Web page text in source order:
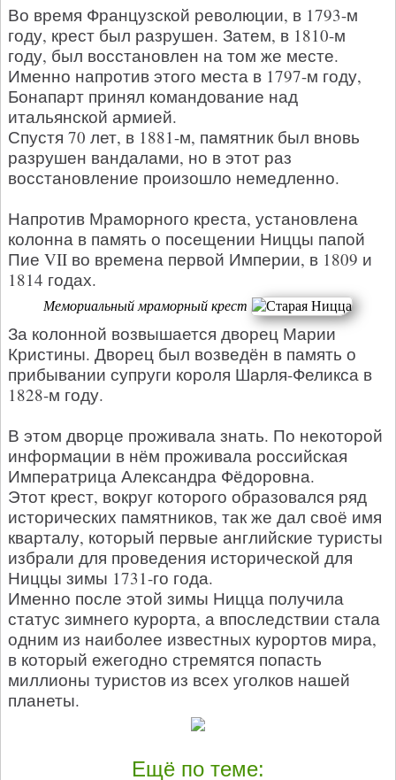
Во время Французской революции, в 1793-м
году, крест был разрушен. Затем, в 1810-м
году, был восстановлен на том же месте.
Именно напротив этого места в 1797-м году,
Бонапарт принял командование над
итальянской армией.
Спустя 70 лет, в 1881-м, памятник был вновь
разрушен вандалами, но в этот раз
восстановление произошло немедленно.
Напротив Мраморного креста, установлена
колонна в память о посещении Ниццы папой
Пие VII во времена первой Империи, в 1809 и
1814 годах.
Мемориальный мраморный крест
За колонной возвышается дворец Марии
Кристины. Дворец был возведён в память о
прибывании супруги короля Шарля-Феликса в
1828-м году.
В этом дворце проживала знать. По некоторой
информации в нём проживала российская
Императрица Александра Фёдоровна.
Этот крест, вокруг которого образовался ряд
исторических памятников, так же дал своё имя
кварталу, который первые английские туристы
избрали для проведения исторической для
Ниццы зимы 1731-го года.
Именно после этой зимы Ницца получила
статус зимнего курорта, а впоследствии стала
одним из наиболее известных курортов мира,
в который ежегодно стремятся попасть
миллионы туристов из всех уголков нашей
планеты.
Ещё по теме: